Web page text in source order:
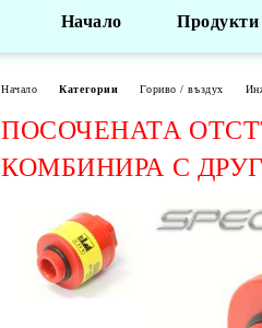
Начало Продукти
Начало Категории Гориво / въздух
ПОСОЧЕНАТА
КОМБИНИРА С